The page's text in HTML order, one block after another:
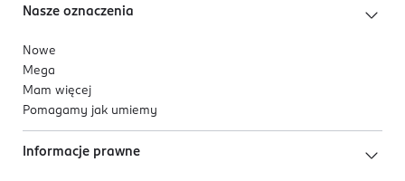
Nasze oznaczenia
Nowe
Mega
Mam więcej
Pomagamy jak umiemy
Informacje prawne